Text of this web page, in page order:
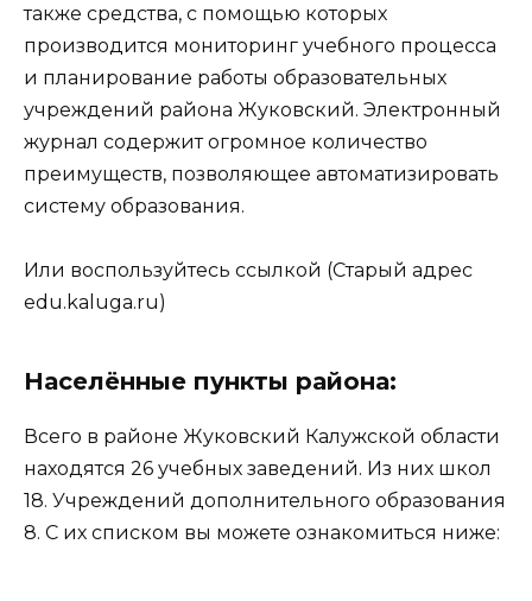
также средства, с помощью которых
производится мониторинг учебного процесса
и планирование работы образовательных
учреждений района Жуковский. Электронный
журнал содержит огромное количество
преимуществ, позволяющее автоматизировать
систему образования.
Или воспользуйтесь ссылкой (Старый адрес
edu.kaluga.ru)
Населённые пункты района:
Всего в районе Жуковский Калужской области
находятся 26 учебных заведений. Из них школ
18. Учреждений дополнительного образования
8. С их списком вы можете ознакомиться ниже: